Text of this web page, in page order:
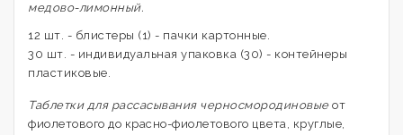
медово-лимонный.
12 шт. - блистеры (1) - пачки картонные.
30 шт. - индивидуальная упаковка (30) - контейнеры
пластиковые.
Таблетки для рассасывания черносмородиновыеот
фиолетового до красно-фиолетового цвета, круглые,